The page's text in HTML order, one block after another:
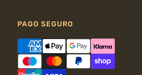
PAGO SEGURO